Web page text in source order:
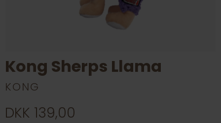
Kong Sherps Llama
KONG
DKK 139,00